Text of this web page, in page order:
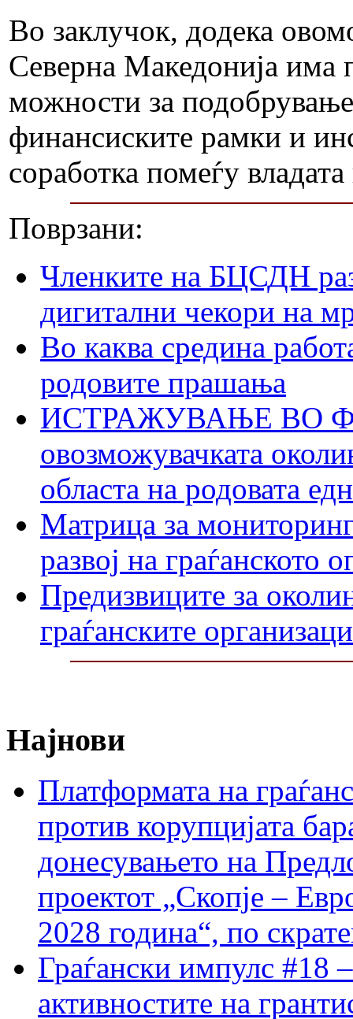
Во заклучок, додека
Северна Македонија има
можности за
финансиските рамки и
соработка помеѓу
Поврзани:
Членките на БЦСДН
дигитални чекори на
Во каква средина
родовите прашања
ИСТРАЖУВАЊЕ ВО
овозможувачката
областа на родовата
Матрица за
развој на граѓанското
Предизвиците за
граѓанските
Најнови
Платформата на
против корупцијата
донесувањето на
проектот „Скопје –
2028 година“, по
Граѓански импулс #18
активностите на